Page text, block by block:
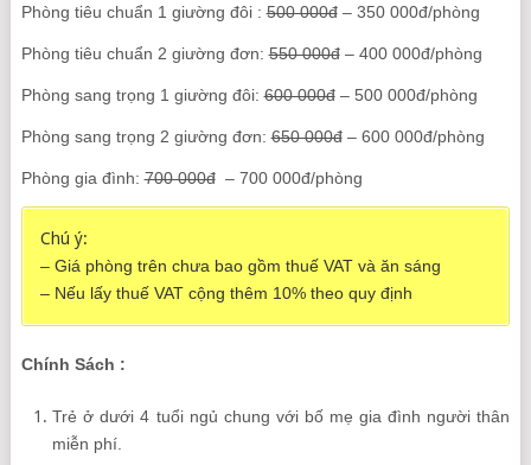
Phòng tiêu chuẩn 1 giường đôi :500 000đ– 350 000đ/phòng
Phòng tiêu chuẩn 2 giường đơn:550 000đ– 400 000đ/phòng
Phòng sang trọng 1 giường đôi:600 000đ– 500 000đ/phòng
Phòng sang trọng 2 giường đơn:650 000đ– 600 000đ/phòng
Phòng gia đình:700 000đ– 700 000đ/phòng
Chú ý:
– Giá phòng trên chưa bao gồm thuế VAT và ăn sáng
– Nếu lấy thuế VAT cộng thêm 10% theo quy định
Chính Sách :
Trẻ ở dưới 4 tuổi ngủ chung với bố mẹ gia đình người thân
miễn phí.